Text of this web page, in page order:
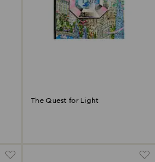
The Quest for Light